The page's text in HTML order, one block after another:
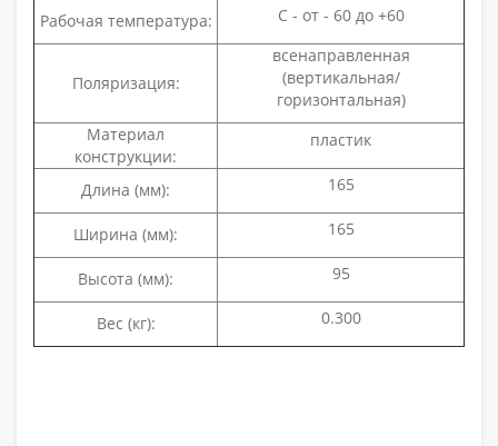
Рабочая температура: С - от - 60 до +60
Поляризация:
всенаправленная
(вертикальная/
горизонтальная)
Материал
конструкции:
пластик
Длина (мм): 165
Ширина (мм): 165
Высота (мм): 95
Вес (кг): 0.300